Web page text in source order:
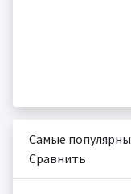
Самые
Сравнить